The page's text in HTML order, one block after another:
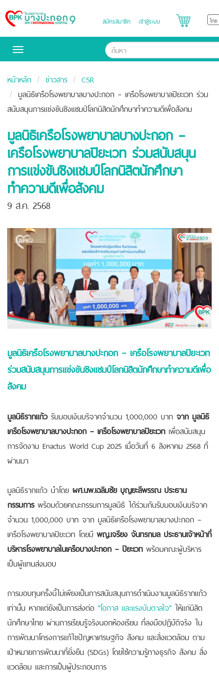
Bangpakok
Hospital
สมัครสมาชิก เข้าสู่ระบบ
Toggle
หน้าหลัก ข่าวสาร
CSR
มูลนิธิเครือโรงพยาบาลบางปะกอก – เครือโรงพยาบาลปิยะเวท ร่วม
สนับสนุนการแข่งขันชิงแชมป์โลกนิสิตนักศึกษาทำความดีเพื่อสังคม
มูลนิธิเครือโรงพยาบาลบางปะกอก –
เครือโรงพยาบาลปิยะเวท ร่วมสนับสนุน
การแข่งขันชิงแชมป์โลกนิสิตนักศึกษา
ทำความดีเพื่อสังคม
9 ส.ค. 2568
มูลนิธิเครือโรงพยาบาลบางปะกอก – เครือโรงพยาบาลปิยะเวท
ร่วมสนับสนุนการแข่งขันชิงแชมป์โลกนิสิตนักศึกษาทำความดีเพื่อ
สังคม
มูลนิธิรากแก้วรับมอบเงินบริจาคจำนวน 1,000,000 บาท จาก มูลนิธิ
เครือโรงพยาบาลบางปะกอก – เครือโรงพยาบาลปิยะเวท เพื่อสนับสนุน
การจัดงาน Enactus World Cup 2025 เมื่อวันที่ 6 สิงหาคม 2568 ที่
ผ่านมา
มูลนิธิรากแก้ว นำโดย ผศ.นพ.เฉลิมชัย บุญยะลีพรรณ ประธาน
กรรมการพร้อมด้วยคณะกรรมการมูลนิธิ ได้ร่วมกันรับมอบเงินบริจาค
จำนวน 1,000,000 บาท จาก มูลนิธิเครือโรงพยาบาลบางปะกอก –
เครือโรงพยาบาลปิยะเวท โดยมี พญ.เจรียง จันทรกมล ประธานเจ้าหน้าที่
บริหารโรงพยาบาลในเครือบางปะกอก – ปิยะเวท พร้อมคณะผู้บริหาร
เป็นผู้แทนส่งมอบ
การมอบทุนครั้งนี้ไม่เพียงเป็นการสนับสนุนการดำเนินงานมูลนิธิรากแก้ว
เท่านั้น หากแต่ยังเป็นการส่งต่อ “โอกาส และแรงบันดาลใจ” ให้แก่นิสิต
นักศึกษาไทย ผ่านการเรียนรู้จริงนอกห้องเรียน ที่ลงมือปฏิบัติจริง ใน
การพัฒนาโครงการแก้ไขปัญหาเศรษฐกิจ สังคม และสิ่งแวดล้อม ตาม
เป้าหมายการพัฒนาที่ยั่งยืน (SDGs) โดยใช้ความรู้ทางธุรกิจ สังคม สิ่ง
แวดล้อม และการเป็นผู้ประกอบการ